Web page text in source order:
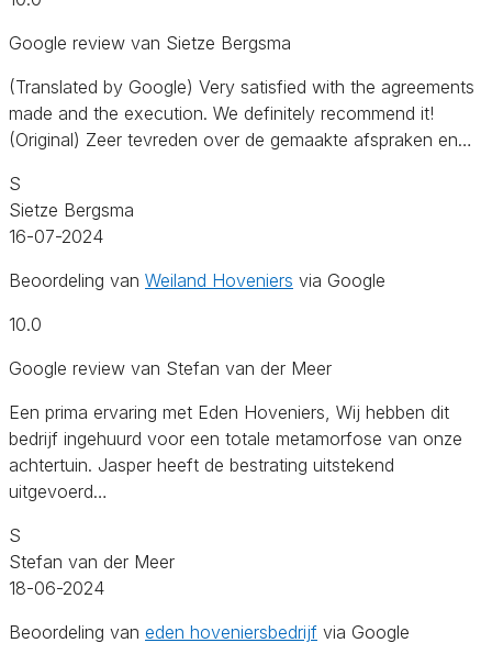
Google review van Sietze Bergsma
(Translated by Google) Very satisfied with the agreements
made and the execution. We definitely recommend it!
(Original) Zeer tevreden over de gemaakte afspraken en…
S
Sietze Bergsma
16-07-2024
Beoordeling van Weiland Hoveniers via Google
10.0
Google review van Stefan van der Meer
Een prima ervaring met Eden Hoveniers, Wij hebben dit
bedrijf ingehuurd voor een totale metamorfose van onze
achtertuin. Jasper heeft de bestrating uitstekend
uitgevoerd…
S
Stefan van der Meer
18-06-2024
Beoordeling van eden hoveniersbedrijf via Google